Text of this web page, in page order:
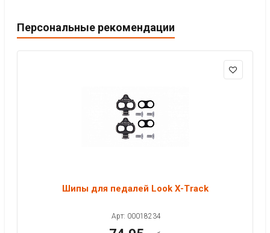
Персональные рекомендации
Шипы для педалей Look X-Track
Арт: 00018234